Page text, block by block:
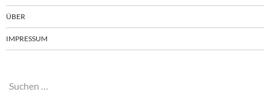
ÜBER
IMPRESSUM
Suchen